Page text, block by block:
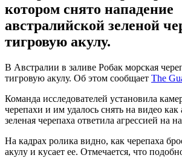
котором снято нападение
австралийской зеленой
тигровую акулу.
В Австралии в заливе Робак морская
тигровую акулу. Об этом сообщает The
Команда исследователей установила
черепахи и им удалось снять на видео как
зеленая черепаха ответила агрессией на
На кадрах ролика видно, как черепаха
акулу и кусает ее. Отмечается, что